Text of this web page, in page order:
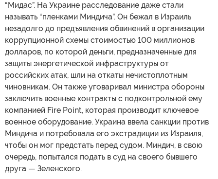
“Мидас”. На Украине расследование даже стали
называть “пленками Миндича”. Он бежал в Израиль
незадолго до предъявления обвинений в организации
коррупционной схемы стоимостью 100 миллионов
долларов, по которой деньги, предназначенные для
защиты энергетической инфраструктуры от
российских атак, шли на откаты нечистоплотным
чиновникам. Он также уговаривал министра обороны
заключить военные контракты с подконтрольной ему
компанией Fire Point, которая производит ключевое
военное оборудование. Украина ввела санкции против
Миндича и потребовала его экстрадиции из Израиля,
чтобы он мог предстать перед судом. Миндич, в свою
очередь, попытался подать в суд на своего бывшего
друга — Зеленского.